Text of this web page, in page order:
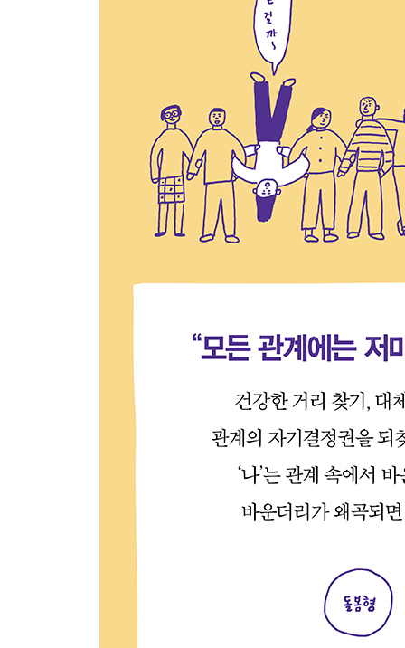
10장. 자기밖에 모르는 사람들: 지배형
지배와 착취로 얼룩진 인간관계 · 분노 뒤에 숨어
3부. 행복한 관계의 조건
바운더리가 건강해지려면 필요한 다섯 가지
11장. 관계조절력: 관계의 깊이를 조절하는 능력
건강함이란 삶의 양면을 아우르는 것 · 제대로 의
12장. 상호존중감: 따로 또 같이
안정애착을 맺는 양육자의 비결 · 왜 힘들다는
경험을 공유하는 것
14장. 갈등회복력: 회피보다 복구가 중요해
갈등에 대처하는 방식 · 갈등을 만들지 않는 것보
15장. 솔직한 자기표현: 과장된 두려움 버리기
좀 더 솔직해진다고 해서 뭐가 두려운가? · 마음